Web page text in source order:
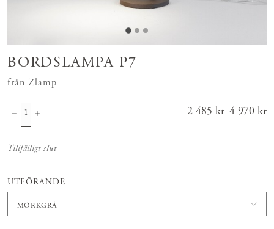
BORDSLAMPA P7
från Zlamp
Nuvarande pris:
2 485 kr 4 970 kr
Tillfälligt slut
UTFÖRANDE
MÖRKGRÅ